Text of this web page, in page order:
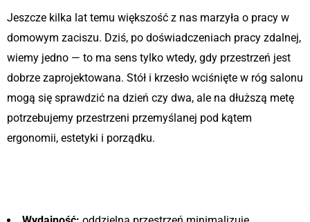
Jeszcze kilka lat temu większość z nas marzyła o pracy w
domowym zaciszu. Dziś, po doświadczeniach pracy zdalnej,
wiemy jedno — to ma sens tylko wtedy, gdy przestrzeń jest
dobrze zaprojektowana. Stół i krzesło wciśnięte w róg salonu
mogą się sprawdzić na dzień czy dwa, ale na dłuższą metę
potrzebujemy przestrzeni przemyślanej pod kątem
ergonomii, estetyki i porządku.